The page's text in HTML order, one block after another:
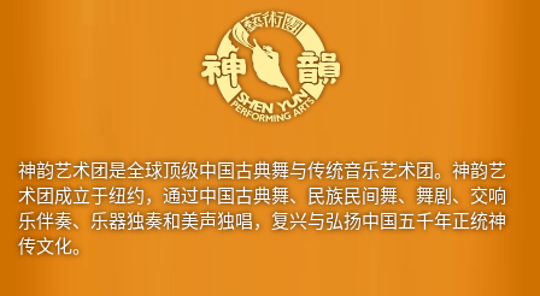
神韵艺术团是全球顶级中国古典舞与传统音乐艺术团。神韵艺
术团成立于纽约，通过中国古典舞、民族民间舞、舞剧、交响
乐伴奏、乐器独奏和美声独唱，复兴与弘扬中国五千年正统神
传文化。